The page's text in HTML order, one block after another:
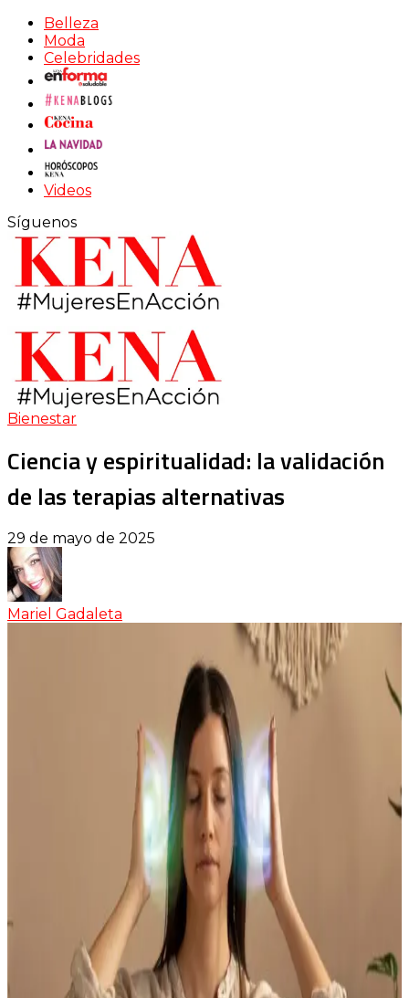
Belleza
Moda
Celebridades
Videos
Síguenos
Bienestar
Ciencia y espiritualidad: la validación
de las terapias alternativas
29 de mayo de 2025
Mariel Gadaleta